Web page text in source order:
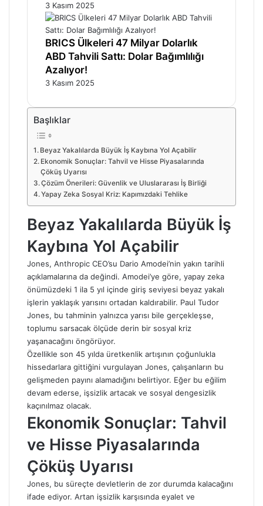
3 Kasım 2025
BRICS Ülkeleri 47 Milyar Dolarlık
ABD Tahvili Sattı: Dolar Bağımlılığı
Azalıyor!
3 Kasım 2025
Başlıklar
Beyaz Yakalılarda Büyük İş Kaybına Yol Açabilir
Ekonomik Sonuçlar: Tahvil ve Hisse Piyasalarında
Çöküş Uyarısı
Çözüm Önerileri: Güvenlik ve Uluslararası İş Birliği
Yapay Zeka Sosyal Kriz: Kapımızdaki Tehlike
Beyaz Yakalılarda Büyük İş
Kaybına Yol Açabilir
Jones, Anthropic CEO’su Dario Amodei’nin yakın tarihli
açıklamalarına da değindi. Amodei’ye göre, yapay zeka
önümüzdeki 1 ila 5 yıl içinde giriş seviyesi beyaz yakalı
işlerin yaklaşık yarısını ortadan kaldırabilir. Paul Tudor
Jones, bu tahminin yalnızca yarısı bile gerçekleşse,
toplumu sarsacak ölçüde derin bir sosyal kriz
yaşanacağını öngörüyor.
Özellikle son 45 yılda üretkenlik artışının çoğunlukla
hissedarlara gittiğini vurgulayan Jones, çalışanların bu
gelişmeden payını alamadığını belirtiyor. Eğer bu eğilim
devam ederse, işsizlik artacak ve sosyal dengesizlik
kaçınılmaz olacak.
Ekonomik Sonuçlar: Tahvil
ve Hisse Piyasalarında
Çöküş Uyarısı
Jones, bu süreçte devletlerin de zor durumda kalacağını
ifade ediyor. Artan işsizlik karşısında eyalet ve